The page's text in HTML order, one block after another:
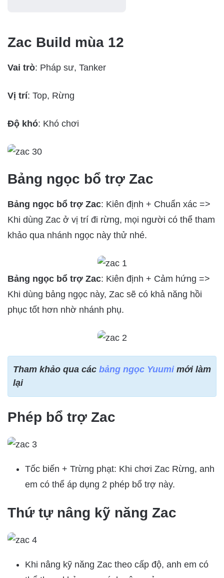
Zac Build mùa 12
Vai trò: Pháp sư, Tanker
Vị trí: Top, Rừng
Độ khó: Khó chơi
Bảng ngọc bổ trợ Zac
Bảng ngọc bổ trợ Zac: Kiên định + Chuẩn xác =>
Khi dùng Zac ở vị trí đi rừng, mọi người có thể tham
khảo qua nhánh ngọc này thử nhé.
Bảng ngọc bổ trợ Zac: Kiên định + Cảm hứng =>
Khi dùng bảng ngọc này, Zac sẽ có khả năng hồi
phục tốt hơn nhờ nhánh phụ.
Tham khảo qua các bảng ngọc Yuumimới làm
lại
Phép bổ trợ Zac
Tốc biến + Trừng phạt: Khi chơi Zac Rừng, anh
em có thể áp dụng 2 phép bổ trợ này.
Thứ tự nâng kỹ năng Zac
Khi nâng kỹ năng Zac theo cấp độ, anh em có